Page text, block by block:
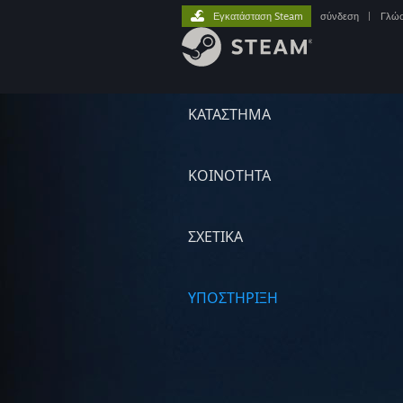
ΚΑΤΑΣΤΗΜΑ
ΚΟΙΝΟΤΗΤΑ
ΣΧΕΤΙΚΆ
ΥΠΟΣΤΗΡΙΞΗ
Εγκατάσταση Steam σύνδεση